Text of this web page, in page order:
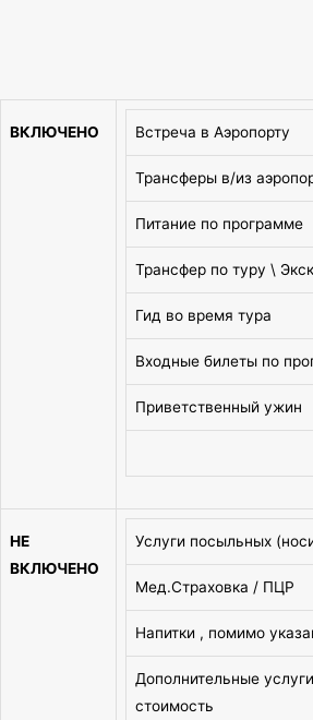
ВКЛЮЧЕНО Встреча в
Трансферы в/из
Питание по программе
Трансфер по туру \
Гид во время тура
Входные билеты по
Приветственный ужин
НЕ
ВКЛЮЧЕНО
Услуги посыльных
Мед.Страховка / ПЦР
Напитки , помимо
Дополнительные
стоимость